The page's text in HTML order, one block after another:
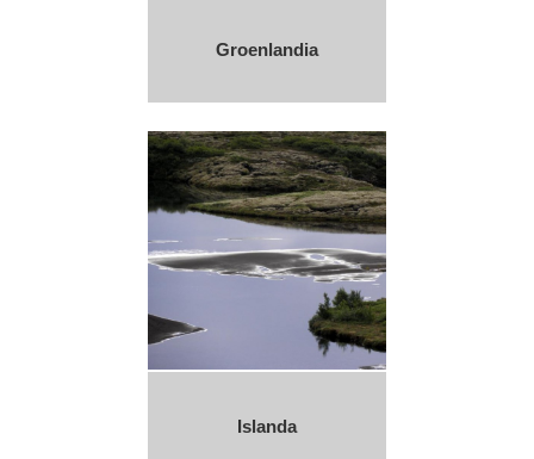
Groenlandia
Islanda